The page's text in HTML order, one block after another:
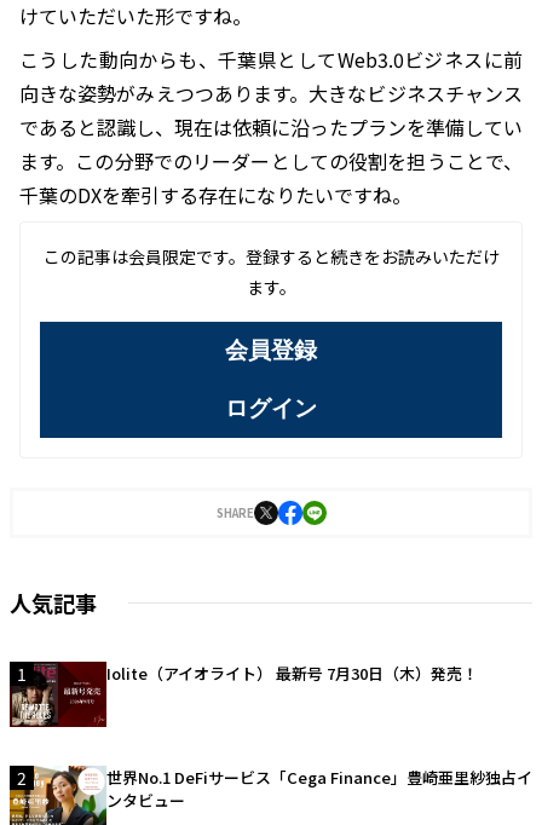
けていただいた形ですね。
こうした動向からも、千葉県としてWeb3.0ビジネスに前
向きな姿勢がみえつつあります。大きなビジネスチャンス
であると認識し、現在は依頼に沿ったプランを準備してい
ます。この分野でのリーダーとしての役割を担うことで、
千葉のDXを牽引する存在になりたいですね。
この記事は会員限定です。登録すると続きをお読みいただけ
ます。
会員登録
ログイン
SHARE
人気記事
1 Iolite（アイオライト） 最新号 7月30日（木）発売！
2
世界No.1 DeFiサービス「Cega Finance」豊崎亜里紗独占イ
ンタビュー